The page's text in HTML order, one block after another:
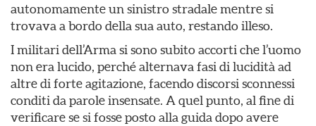
autonomamente un sinistro stradale mentre si
trovava a bordo della sua auto, restando illeso.
I militari dell’Arma si sono subito accorti che l’uomo
non era lucido, perché alternava fasi di lucidità ad
altre di forte agitazione, facendo discorsi sconnessi
conditi da parole insensate. A quel punto, al fine di
verificare se si fosse posto alla guida dopo avere